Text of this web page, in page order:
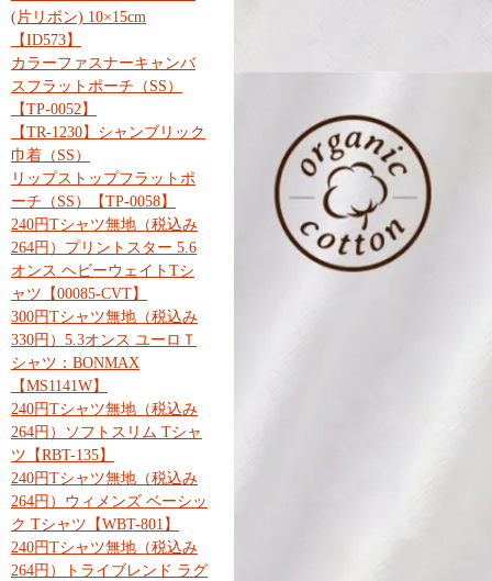
(片リボン) 10×15cm
【ID573】
カラーファスナーキャンバ
スフラットポーチ（SS）
【TP-0052】
【TR-1230】シャンブリック
巾着（SS）
リップストップフラットポ
ーチ（SS）【TP-0058】
240円Tシャツ無地（税込み
264円）プリントスター 5.6
オンス ヘビーウェイトTシ
ャツ【00085-CVT】
300円Tシャツ無地（税込み
330円）5.3オンス ユーロＴ
シャツ：BONMAX
【MS1141W】
240円Tシャツ無地（税込み
264円）ソフトスリム Tシャ
ツ【RBT-135】
240円Tシャツ無地（税込み
264円）ウィメンズ ベーシッ
ク Tシャツ【WBT-801】
240円Tシャツ無地（税込み
264円）トライブレンド ラグ